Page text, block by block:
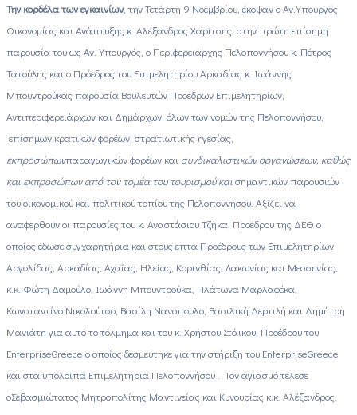
Την κορδέλα των εγκαινίων, την Τετάρτη 9 Νοεμβρίου, έκοψαν ο Αν.Υπουργός
Οικονομίας και Ανάπτυξης κ. Αλέξανδρος Χαρίτσης, στην πρώτη επίσημη
παρουσία του ως Αν. Υπουργός, ο Περιφερειάρχης Πελοποννήσου κ. Πέτρος
Τατούλης και ο Πρόεδρος του Επιμελητηρίου Αρκαδίας κ. Ιωάννης
Μπουντρούκας παρουσία Βουλευτών Προέδρων Επιμελητηρίων,
Αντιπεριφερειάρχων και Δημάρχων όλων των νομών της Πελοποννήσου,
επίσημων κρατικών φορέων, στρατιωτικής ηγεσίας,
εκπροσώπωνπαραγωγικών φορέων και συνδικαλιστικών οργανώσεων, καθώς
και εκπροσώπων από τον τομέα του τουρισμού καισημαντικών παρουσιών
του οικονομικού και πολιτικού τοπίου της Πελοποννήσου. Αξίζει να
αναφερθούν οι παρουσίες του κ. Αναστάσιου Τζήκα, Προέδρου της ΔΕΘ ο
οποίος έδωσε συγχαρητήρια και στους επτά Προέδρους των Επιμελητηρίων
Αργολίδας, Αρκαδίας, Αχαΐας, Ηλείας, Κορινθίας, Λακωνίας και Μεσσηνίας,
κ.κ. Φώτη Δαμούλο, Ιωάννη Μπουντρούκα, Πλάτωνα Μαρλαφέκα,
Κωνσταντίνο Νικολούτσο, Βασίλη Νανόπουλο, Βασιλική Δερτιλή και Δημήτρη
Μανιάτη για αυτό το τόλμημα και του κ. Χρήστου Στάικου, Προέδρου του
EnterpriseGreece ο οποίος δεσμεύτηκε για την στήριξη του EnterpriseGreece
και στα υπόλοιπα Επιμελητήρια Πελοποννήσου . Τον αγιασμό τέλεσε
οΣεβασμιώτατος Μητροπολίτης Μαντινείας και Κυνουρίας κ.κ. Αλέξανδρος.